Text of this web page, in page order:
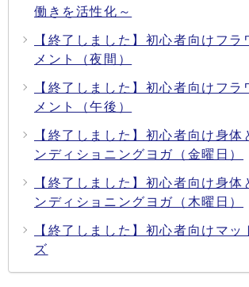
働きを活性化～
【終了しました】初心者向けフラ
メント（夜間）
【終了しました】初心者向けフラ
メント（午後）
【終了しました】初心者向け身体
ンディショニングヨガ（金曜日）
【終了しました】初心者向け身体
ンディショニングヨガ（木曜日）
【終了しました】初心者向けマッ
ズ